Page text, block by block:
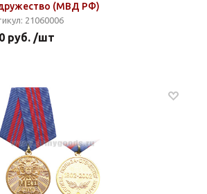
(МВД РФ)
21060006
руб. /шт